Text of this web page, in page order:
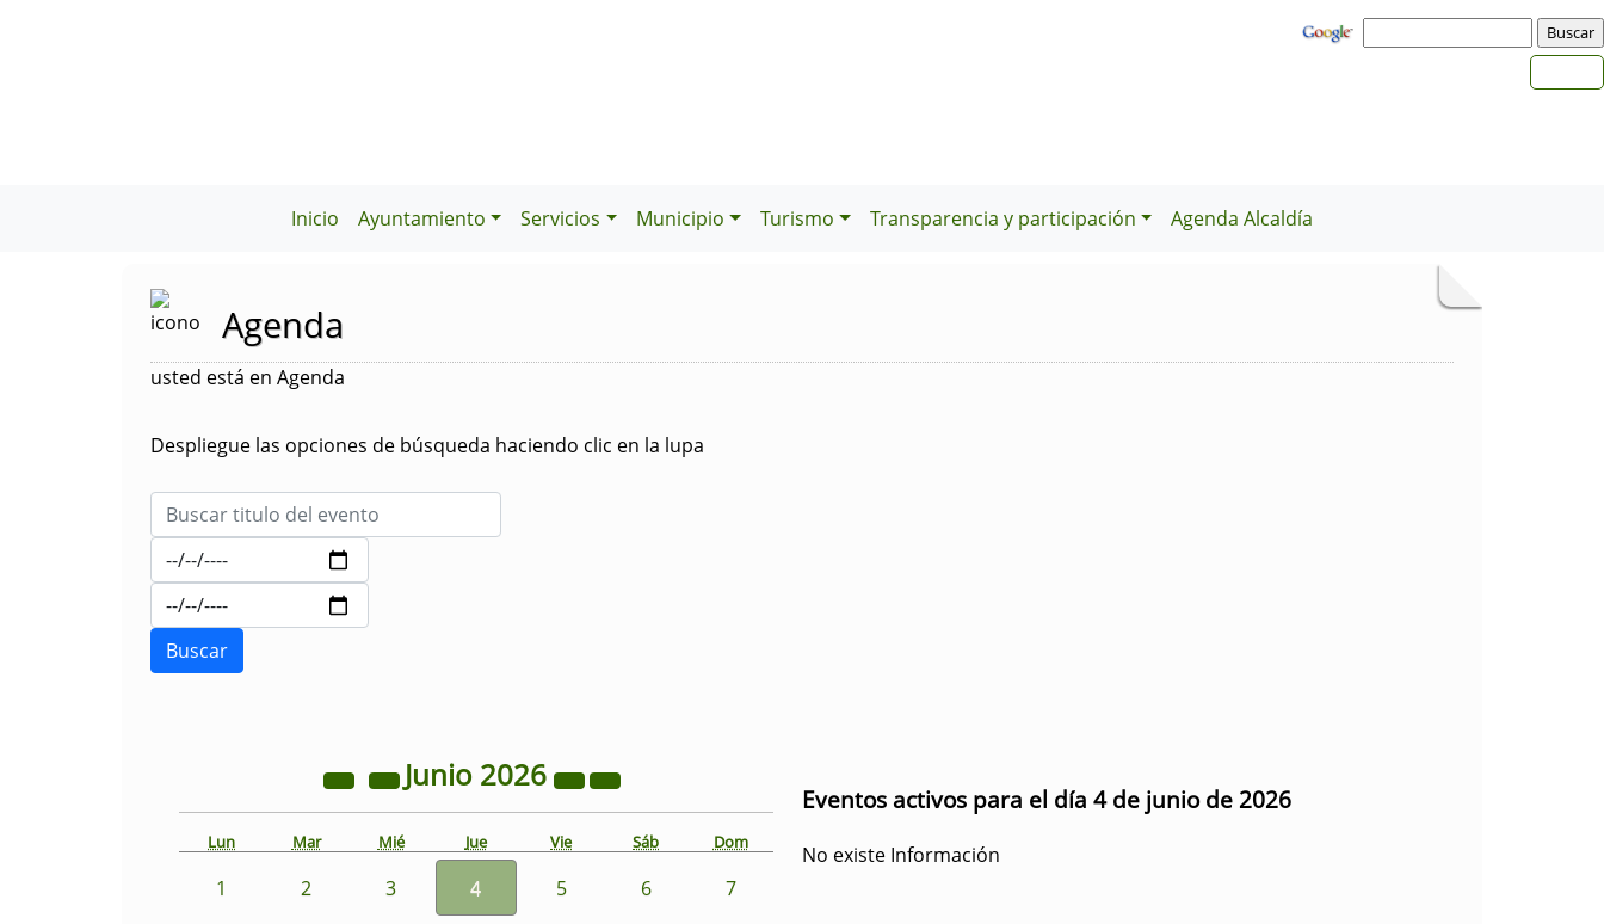
Inicio Ayuntamiento Servicios Municipio Turismo Transparencia y participación Agenda Alcaldía
Agenda
usted está en Agenda
Despliegue las opciones de búsqueda haciendo clic en la lupa
Junio 2026
Lun Mar Mié Jue Vie Sáb Dom
1 2 3 4 5 6 7
Eventos activos para el día 4 de junio de 2026
No existe Información